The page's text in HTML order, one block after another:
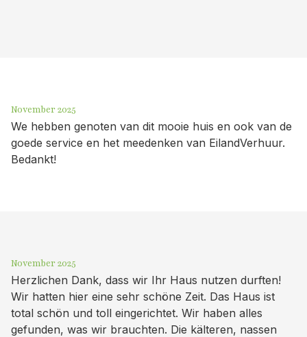
November 2025
We hebben genoten van dit mooie huis en ook van de
goede service en het meedenken van EilandVerhuur.
Bedankt!
November 2025
Herzlichen Dank, dass wir Ihr Haus nutzen durften!
Wir hatten hier eine sehr schöne Zeit. Das Haus ist
total schön und toll eingerichtet. Wir haben alles
gefunden, was wir brauchten. Die kälteren, nassen